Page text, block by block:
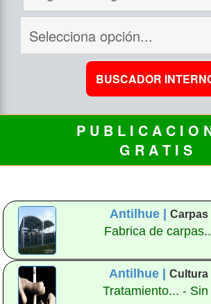
P U B L I C A C I O
G R A T I S
Antilhue | Carpas
Fabrica de
Antilhue |Cultura
Tratamiento... -